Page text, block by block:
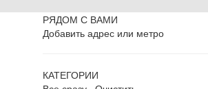
РЯДОМ С ВАМИ
Добавить адрес или метро
КАТЕГОРИИ